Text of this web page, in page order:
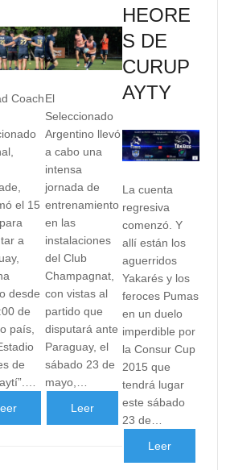
Coach
el 15
a
desde
de
país,
de
El
Seleccionado
Argentino llevó
a cabo una
intensa
jornada de
entrenamiento
en las
instalaciones
del Club
Champagnat,
con vistas al
partido que
disputará ante
Paraguay, el
sábado 23 de
mayo,…
Leer
HEORE
S DE
CURUP
AYTY
La cuenta
regresiva
comenzó. Y
allí están los
aguerridos
Yakarés y los
feroces Pumas
en un duelo
imperdible por
la Consur Cup
2015 que
tendrá lugar
este sábado
23 de…
Leer